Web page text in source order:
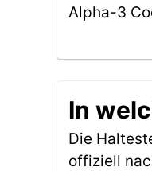
Alpha-3
In
Die
offiziell